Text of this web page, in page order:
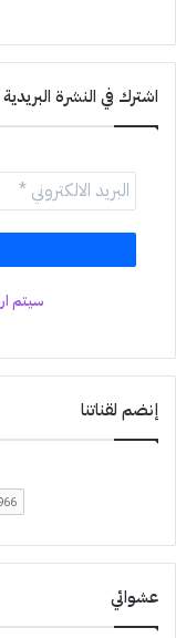
اشترك في النشرة البريدية
سيتم
إنضم لقناتنا
عشوائي